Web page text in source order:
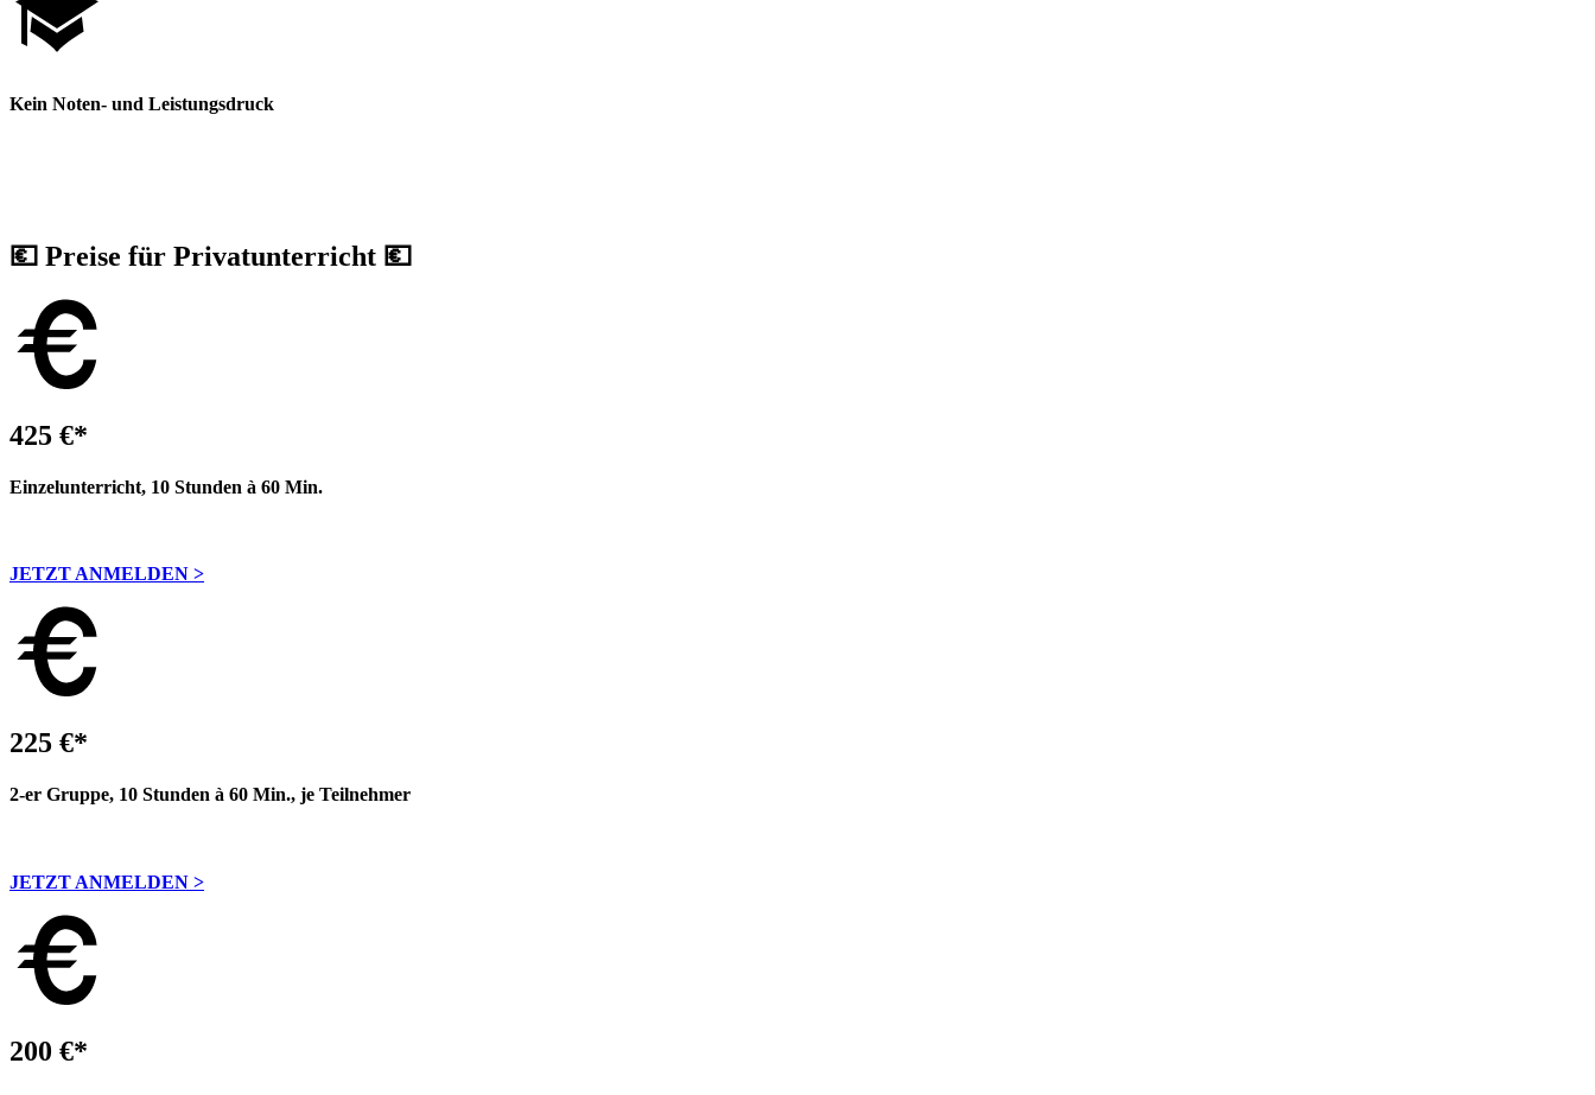
Kein Noten- und Leistungsdruck
💶 Preise für Privatunterricht 💶
425 €*
Einzelunterricht, 10 Stunden à 60 Min.
JETZT ANMELDEN >
225 €*
2-er Gruppe, 10 Stunden à 60 Min., je Teilnehmer
JETZT ANMELDEN >
200 €*